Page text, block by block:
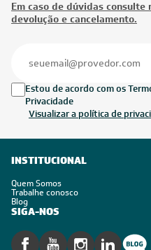
Em caso de dúvidas
devolução e cancelamento.
Estou de acordo com os
Privacidade
Visualizar a política de
INSTITUCIONAL
Quem Somos
Trabalhe conosco
Blog
SIGA-NOS